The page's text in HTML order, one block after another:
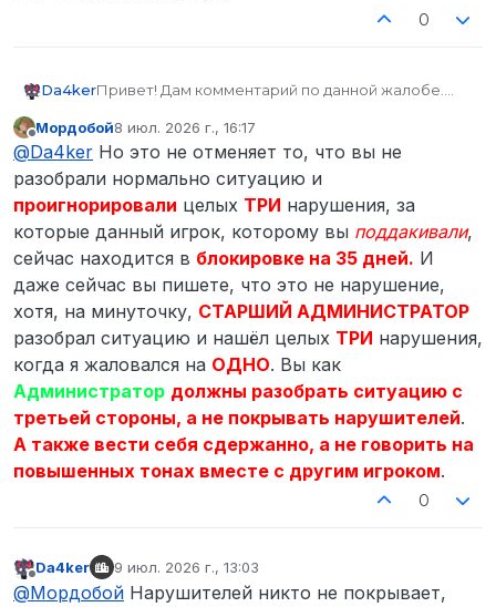
0
Da4kerПривет! Дам комментарий по данной жалобе.
ты ему не подчинялся во время ограбления и
просто начал убегать, механ был мной не
замечен на тот момент как и игра в свою
А ты в свою очередь нарушил правило PG ведь
на тебя направили 2-3 оружия, в свою очередь
ты не слушаешь грабителей и после того как
тебя ударили прикладом ты просто взял и начал
В админ зоне пытался тебе все объяснить но ты
как видимо не понял, признаю что быть чуть не
сдержанным и один два раза использовал не
цензурную лексику.
@Мордобой
если можешь прикрепи демку по
которой тебя забанили.
Не в сети
Мордобой8 июл. 2026 г., 16:17
отредактировано
@Da4ker Но это не отменяет то, что вы не
разобрали нормально ситуацию и
проигнорировали целых ТРИ нарушения, за
которые данный игрок, которому вы поддакивали,
сейчас находится в блокировке на 35 дней. И
даже сейчас вы пишете, что это не нарушение,
хотя, на минуточку, СТАРШИЙ АДМИНИСТРАТОР
разобрал ситуацию и нашёл целых ТРИ нарушения,
когда я жаловался на ОДНО. Вы как
Администратор должны разобрать ситуацию с
третьей стороны, а не покрывать нарушителей.
А также вести себя сдержанно, а не говорить на
повышенных тонах вместе с другим игроком.
0
Не в сети
Da4ker 9 июл. 2026 г., 13:03
отредактировано
@Мордобой Нарушителей никто не покрывает,